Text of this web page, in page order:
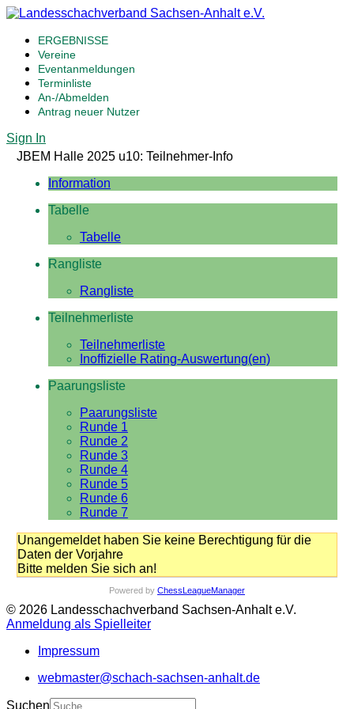
ERGEBNISSE
Vereine
Eventanmeldungen
Terminliste
An-/Abmelden
Antrag neuer Nutzer
Sign In
JBEM Halle 2025 u10: Teilnehmer-Info
Information
Tabelle
Tabelle
Rangliste
Rangliste
Teilnehmerliste
Teilnehmerliste
Inoffizielle Rating-Auswertung(en)
Paarungsliste
Paarungsliste
Runde 1
Runde 2
Runde 3
Runde 4
Runde 5
Runde 6
Runde 7
Unangemeldet haben Sie keine Berechtigung für die
Daten der Vorjahre
Bitte melden Sie sich an!
Powered by ChessLeagueManager
© 2026 Landesschachverband Sachsen-Anhalt e.V.
Anmeldung als Spielleiter
Impressum
webmaster@schach-sachsen-anhalt.de
Suchen